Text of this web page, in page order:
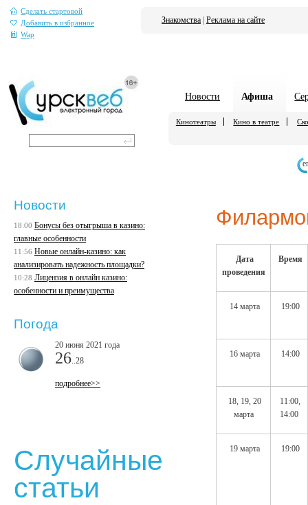
Сделать стартовой
Добавить в избранное
Wap
Знакомства Реклама на сайте
Новости Афиша
Кинотеатры Кино в театре
Дата
проведения
Время
14 марта 19:00
16 марта 14:00
18, 19, 20
марта
11:00,
14:00
19 марта 19:00
Новости
18:00 Бонусы без отыгрыша в казино:
главные особенности
11:56 Новые онлайн-казино: как
анализировать надежность площадки?
10:28 Лицензия в онлайн казино:
особенности и преимущества
Погода
20 июня 2021 года
26 ..28
подробнее>>
Случайные
статьи